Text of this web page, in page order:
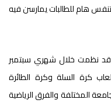
هام للطالبات يمارسن فيه
قد نظمت خلال شهري سبتمبر
كرة السلة وكرة الطائرة
المختلفة والفرق الرياضية